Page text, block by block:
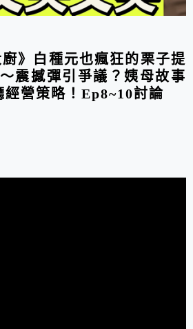
》白種元也瘋狂的栗子提
震撼彈引爭議？姨母故事
營策略！Ep8~10討論